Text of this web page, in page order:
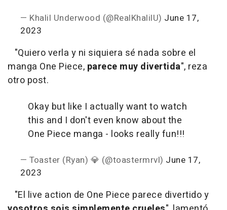
— Khalil Underwood (@RealKhalilU) June 17,
2023
"Quiero verla y ni siquiera sé nada sobre el
manga One Piece, parece muy divertida", reza
otro post.
Okay but like I actually want to watch
this and I don't even know about the
One Piece manga - looks really fun!!!
— Toaster (Ryan) 💎 (@toastermrvl) June 17,
2023
"El live action de One Piece parece divertido y